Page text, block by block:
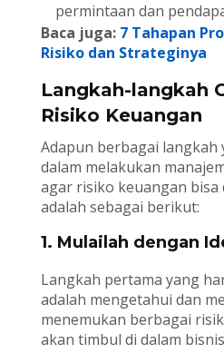
permintaan dan
Baca juga: 7 Tahapan
Risiko dan Strateginya
Langkah-langkah
Risiko Keuangan
Adapun berbagai langkah
dalam melakukan
agar risiko keuangan bisa
adalah sebagai berikut:
1. Mulailah dengan
Langkah pertama yang
adalah mengetahui dan
menemukan berbagai
akan timbul di dalam